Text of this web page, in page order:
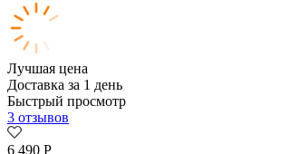
Лучшая цена
Доставка за 1 день
Быстрый просмотр
3 отзывов
6 490 Р